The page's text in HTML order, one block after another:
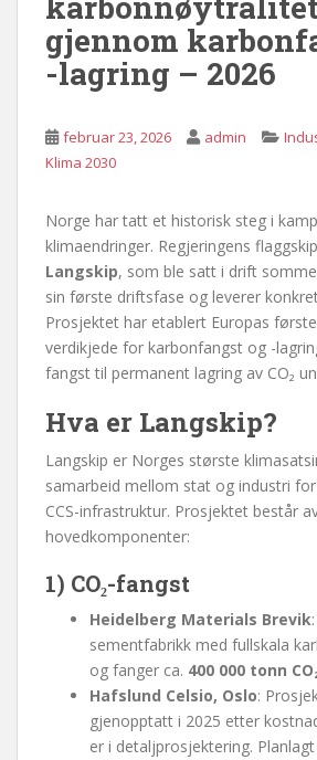
gjennom
-lagring – 2026
februar 23, 2026 admin
Klima 2030
Norge har tatt et historisk steg i
klimaendringer. Regjeringens
Langskip, som ble satt i drift
sin første driftsfase og leverer
Prosjektet har etablert Europas
verdikjede for karbonfangst og -
fangst til permanent lagring av CO₂
Hva er Langskip?
Langskip er Norges største
samarbeid mellom stat og industri
CCS-infrastruktur. Prosjektet består
hovedkomponenter:
1) CO₂-fangst
Heidelberg Materials Brevik
sementfabrikk med fullskala
og fanger ca. 400 000 tonn
Hafslund Celsio, Oslo:
gjenopptatt i 2025 etter
er i detaljprosjektering.